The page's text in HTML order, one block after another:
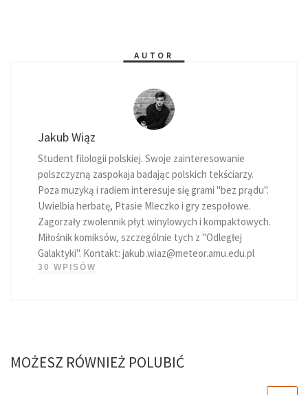
AUTOR
Jakub Wiąz
Student filologii polskiej. Swoje zainteresowanie
polszczyzną zaspokaja badając polskich tekściarzy.
Poza muzyką i radiem interesuje się grami "bez prądu".
Uwielbia herbatę, Ptasie Mleczko i gry zespołowe.
Zagorzały zwolennik płyt winylowych i kompaktowych.
Miłośnik komiksów, szczególnie tych z "Odległej
Galaktyki". Kontakt: jakub.wiaz@meteor.amu.edu.pl
30 WPISÓW
MOŻESZ RÓWNIEŻ POLUBIĆ